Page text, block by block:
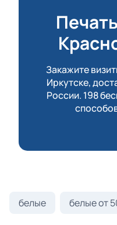
Закажите
Иркутске,
России. 198
белые белые от